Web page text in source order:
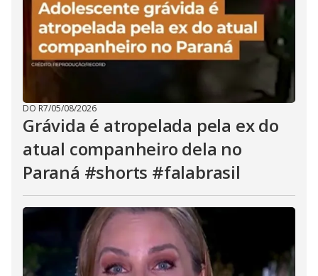
DO R7/05/08/2026
Grávida é atropelada pela ex do
atual companheiro dela no
Paraná #shorts #falabrasil